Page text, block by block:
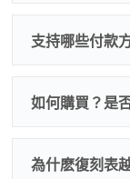
度、錶帶
是否有異
我們默認
以找我們
如是鋼帶
注：部分
支持哪些付款
如何購買？是
為什麽復刻表